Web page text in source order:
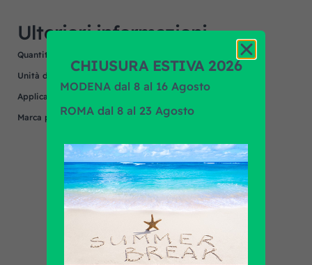
Ulteriori informazioni
Quantità minima
Unità di misura
Applicazione
Marca prodotto
N/A
Scopri tutti i prodotti
CHIUSURA ESTIVA 2026
MODENA dal 8 al 16 Agosto
ROMA dal 8 al 23 Agosto